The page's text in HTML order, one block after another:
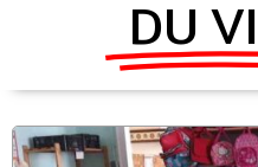
DU